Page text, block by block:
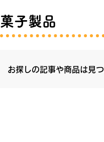
菓子製品
お探しの記事や商品は見つ